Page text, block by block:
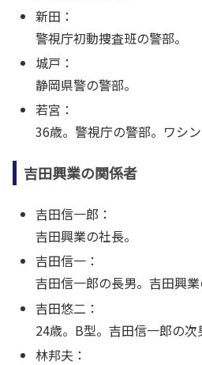
新田：
警視庁初動捜査班の警部。
城戸：
静岡県警の警部。
若宮：
36歳。警視庁の警部。ワシン
吉田興業の関係者
吉田信一郎：
吉田興業の社長。
吉田信一：
吉田信一郎の長男。吉田興業
吉田悠二：
24歳。B型。吉田信一郎の次
林邦夫：